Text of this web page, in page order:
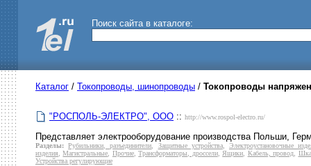
Поиск сайта в каталоге:
Каталог / Токопроводы, шинопроводы / Токопроводы
"РОСПОЛЬ-ЭЛЕКТРО", ООО :: http://www.rospol-electro.ru/
Представляет электрооборудование производства Польши,
Разделы: Рубильники, разъединители, Защитные устройства, Электроустановочные
изделия,Магистральные, Прочие,Трансформаторы, дроссели,Ящики, Кабель, провод,
Устройства регулирующие